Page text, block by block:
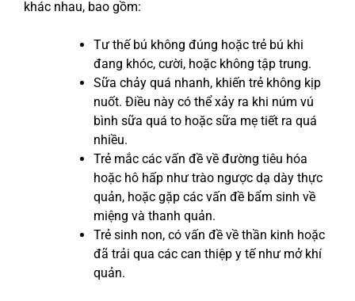
khác nhau, bao gồm:
Tư thế bú không đúng hoặc trẻ bú khi
đang khóc, cười, hoặc không tập trung.
Sữa chảy quá nhanh, khiến trẻ không kịp
nuốt. Điều này có thể xảy ra khi núm vú
bình sữa quá to hoặc sữa mẹ tiết ra quá
nhiều.
Trẻ mắc các vấn đề về đường tiêu hóa
hoặc hô hấp như trào ngược dạ dày thực
quản, hoặc gặp các vấn đề bẩm sinh về
miệng và thanh quản.
Trẻ sinh non, có vấn đề về thần kinh hoặc
đã trải qua các can thiệp y tế như mở khí
quản.